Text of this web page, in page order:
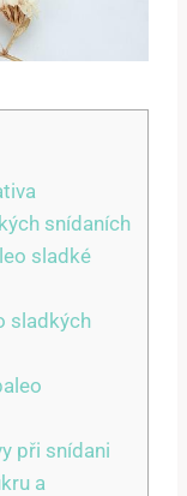
snídaních
sladké
sladkých
při snídani
a